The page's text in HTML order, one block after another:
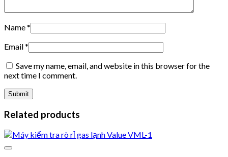
Name*
Email*
Save my name, email, and website in this browser for the
next time I comment.
Related products